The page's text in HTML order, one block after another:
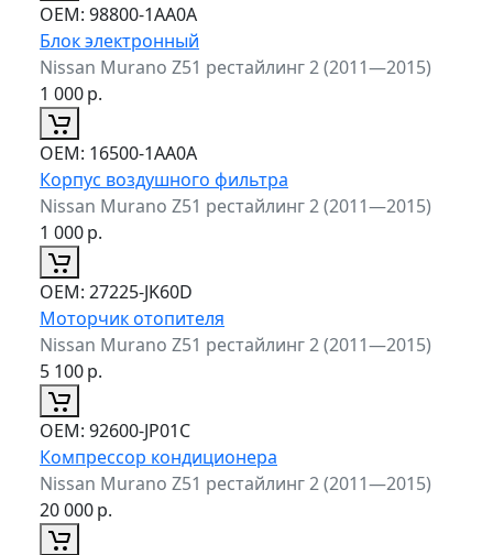
ОЕМ: 98800-1AA0A
Блок электронный
Nissan Murano Z51 рестайлинг 2 (2011—2015)
1 000р.
ОЕМ: 16500-1AA0A
Корпус воздушного фильтра
Nissan Murano Z51 рестайлинг 2 (2011—2015)
1 000р.
ОЕМ: 27225-JK60D
Моторчик отопителя
Nissan Murano Z51 рестайлинг 2 (2011—2015)
5 100р.
ОЕМ: 92600-JP01C
Компрессор кондиционера
Nissan Murano Z51 рестайлинг 2 (2011—2015)
20 000р.